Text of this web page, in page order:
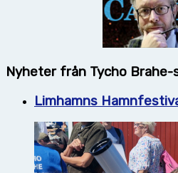
Nyheter från Tycho Brahe-
Limhamns